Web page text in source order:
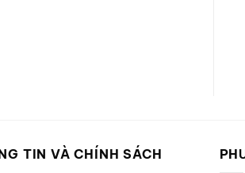
TIN VÀ CHÍNH SÁCH